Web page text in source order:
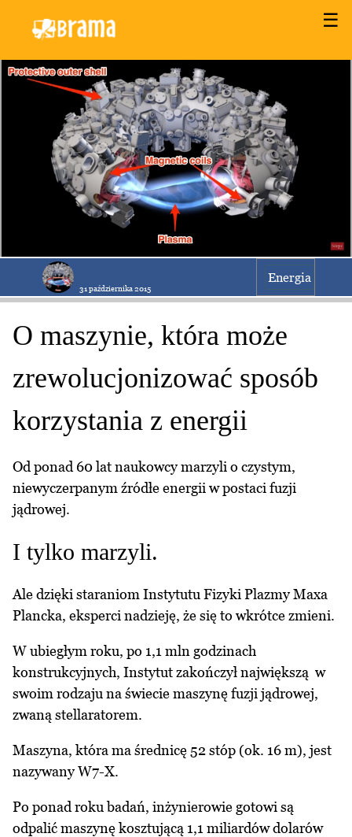
☰
31 października 2015
Energia
O maszynie, która może
zrewolucjonizować sposób
korzystania z energii
Od ponad 60 lat naukowcy marzyli o czystym,
niewyczerpanym źródłe energii w postaci fuzji
jądrowej.
I tylko marzyli.
Ale dzięki staraniom Instytutu Fizyki Plazmy Maxa
Plancka, eksperci nadzieję, że się to wkrótce zmieni.
W ubiegłym roku, po 1,1 mln godzinach
konstrukcyjnych, Instytut zakończył największą w
swoim rodzaju na świecie maszynę fuzji jądrowej,
zwaną stellaratorem.
Maszyna, która ma średnicę 52 stóp (ok. 16 m), jest
nazywany W7-X.
Po ponad roku badań, inżynierowie gotowi są
odpalić maszynę kosztującą 1,1 miliardów dolarów